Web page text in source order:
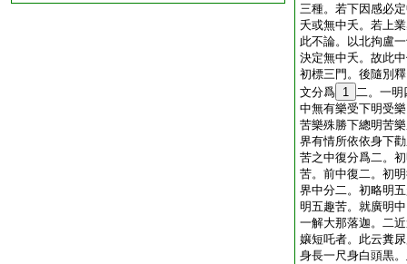
三種。若下因感必
夭或無中夭。若上
此不論。以北拘盧
決定無中夭。故此
初標三門。後隨別
文分爲 1 二。一明
中無有樂受下明受
苦樂殊勝下總明苦
界有情所依依身下
苦之中復分爲二。
苦。前中復二。初
界中分二。初略明
明五趣苦。就廣明
一解大那落迦。二
孃短吒者。此云糞
身長一尺身白頭黒